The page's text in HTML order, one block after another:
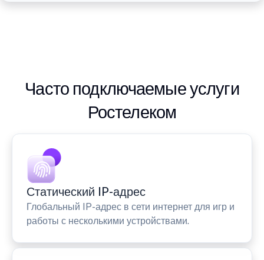
Часто подключаемые услуги
Ростелеком
Статический IP-адрес
Глобальный IP-адрес в сети интернет для игр и
работы с несколькими устройствами.